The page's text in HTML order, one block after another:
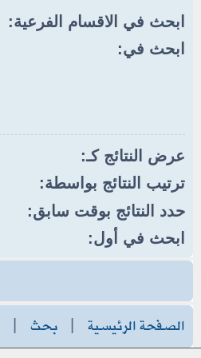
ابحث في الاقسام الفرعية:
ابحث في:
عرض النتائج كـ:
ترتيب النتائج بواسطة:
حدد النتائج بوقت سابق:
ابحث في أول:
الصفحة الرئيسية | بحث |